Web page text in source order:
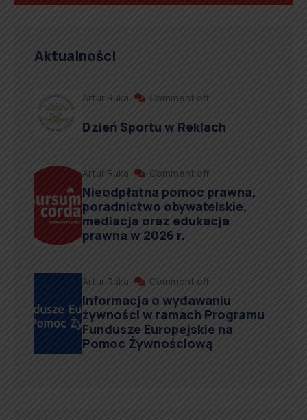
Aktualności
Artur Ruka Comment off
Dzień Sportu w Reklach
Artur Ruka Comment off
Nieodpłatna pomoc prawna,
poradnictwo obywatelskie,
mediacja oraz edukacja
prawna w 2026 r.
Artur Ruka Comment off
Informacja o wydawaniu
żywności w ramach Programu
Fundusze Europejskie na
Pomoc Żywnościową